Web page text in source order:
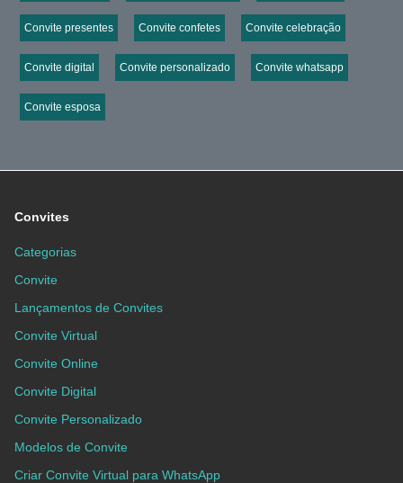
Convite presentes Convite confetes Convite celebração
Convite digital Convite personalizado Convite whatsapp
Convite esposa
Convites
Categorias
Convite
Lançamentos de Convites
Convite Virtual
Convite Online
Convite Digital
Convite Personalizado
Modelos de Convite
Criar Convite Virtual para WhatsApp